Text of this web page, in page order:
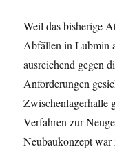
Weil das bisherige
Abfällen in Lubmin
ausreichend gegen
Anforderungen
Zwischenlagerhalle
Verfahren zur
Neubaukonzept war